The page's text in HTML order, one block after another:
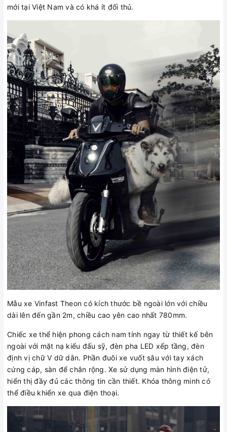
mới tại Việt Nam và có khá ít đối thủ.
Mẫu xe Vinfast Theon có kích thước bề ngoài lớn với chiều
dài lên đến gần 2m, chiều cao yên cao nhất 780mm.
Chiếc xe thể hiện phong cách nam tính ngay từ thiết kế bên
ngoài với mặt nạ kiểu đấu sỹ, đèn pha LED xếp tầng, đèn
định vị chữ V dữ dằn. Phần đuôi xe vuốt sâu với tay xách
cứng cáp, sàn để chân rộng. Xe sử dụng màn hình điện tử,
hiển thị đầy đủ các thông tin cần thiết. Khóa thông minh có
thể điều khiển xe qua điện thoại.